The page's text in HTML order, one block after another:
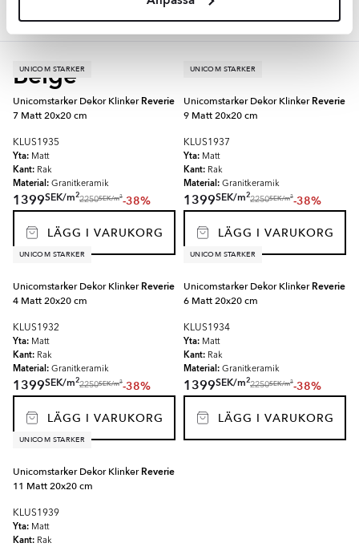
Beige
UNICOM STARKER
Unicomstarker Dekor KlinkerReverie
7 Matt 20x20 cm
KLUS1935
Yta: Matt
Kant: Rak
Material: Granitkeramik
1399SEK/m2
2250SEK/m2-38%
LÄGG I VARUKORG
UNICOM STARKER
Unicomstarker Dekor KlinkerReverie
9 Matt 20x20 cm
KLUS1937
Yta: Matt
Kant: Rak
Material: Granitkeramik
1399SEK/m2
2250SEK/m2-38%
LÄGG I VARUKORG
UNICOM STARKER
Unicomstarker Dekor KlinkerReverie
4 Matt 20x20 cm
KLUS1932
Yta: Matt
Kant: Rak
Material: Granitkeramik
1399SEK/m2
2250SEK/m2-38%
LÄGG I VARUKORG
UNICOM STARKER
Unicomstarker Dekor KlinkerReverie
6 Matt 20x20 cm
KLUS1934
Yta: Matt
Kant: Rak
Material: Granitkeramik
1399SEK/m2
2250SEK/m2-38%
LÄGG I VARUKORG
UNICOM STARKER
Unicomstarker Dekor KlinkerReverie
11 Matt 20x20 cm
KLUS1939
Yta: Matt
Kant: Rak